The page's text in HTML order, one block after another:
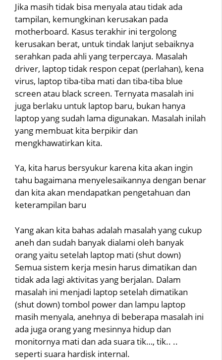
Jika masih tidak bisa menyala atau tidak ada
tampilan, kemungkinan kerusakan pada
motherboard. Kasus terakhir ini tergolong
kerusakan berat, untuk tindak lanjut sebaiknya
serahkan pada ahli yang terpercaya. Masalah
driver, laptop tidak respon cepat (perlahan), kena
virus, laptop tiba-tiba mati dan tiba-tiba blue
screen atau black screen. Ternyata masalah ini
juga berlaku untuk laptop baru, bukan hanya
laptop yang sudah lama digunakan. Masalah inilah
yang membuat kita berpikir dan
mengkhawatirkan kita.
Ya, kita harus bersyukur karena kita akan ingin
tahu bagaimana menyelesaikannya dengan benar
dan kita akan mendapatkan pengetahuan dan
keterampilan baru
Yang akan kita bahas adalah masalah yang cukup
aneh dan sudah banyak dialami oleh banyak
orang yaitu setelah laptop mati (shut down)
Semua sistem kerja mesin harus dimatikan dan
tidak ada lagi aktivitas yang berjalan. Dalam
masalah ini menjadi laptop setelah dimatikan
(shut down) tombol power dan lampu laptop
masih menyala, anehnya di beberapa masalah ini
ada juga orang yang mesinnya hidup dan
monitornya mati dan ada suara tik…, tik.. ..
seperti suara hardisk internal.